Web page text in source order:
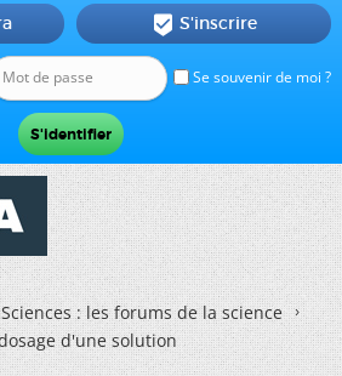
Se souvenir de moi ?
 S'inscrire
: les forums de la science
d'une solution